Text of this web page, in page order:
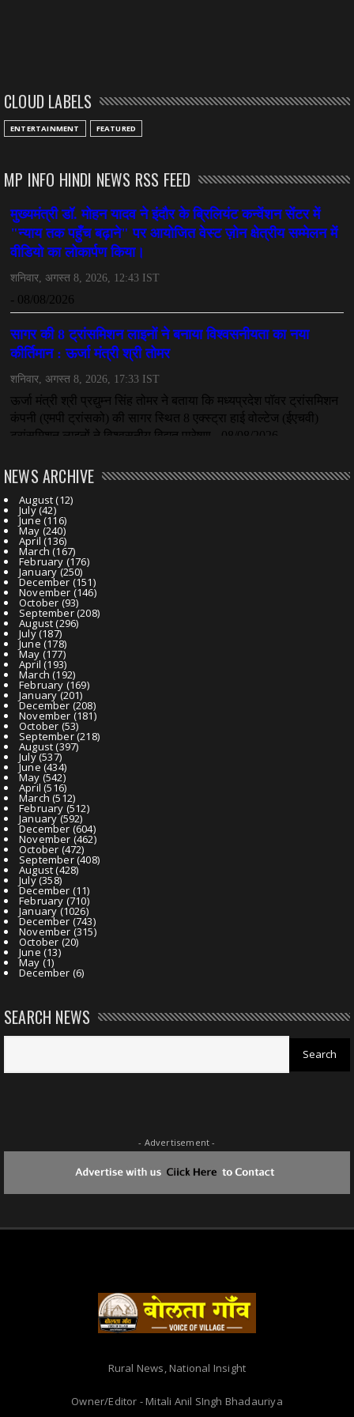
CLOUD LABELS
ENTERTAINMENT FEATURED
MP INFO HINDI NEWS RSS FEED
NEWS ARCHIVE
August(12)
July(42)
June(116)
May (240)
April (136)
March (167)
February (176)
January(250)
December (151)
November (146)
October (93)
September(208)
August(296)
July(187)
June(178)
May (177)
April (193)
March (192)
February (169)
January(201)
December (208)
November (181)
October (53)
September(218)
August(397)
July(537)
June(434)
May (542)
April (516)
March (512)
February (512)
January(592)
December (604)
November (462)
October (472)
September(408)
August(428)
July(358)
December (11)
February (710)
January(1026)
December (743)
November (315)
October (20)
June (13)
May (1)
December (6)
SEARCH NEWS
- Advertisement -
Rural News, National Insight
Owner/Editor - Mitali Anil SIngh Bhadauriya